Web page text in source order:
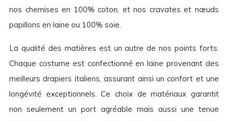
nos chemises en 100% coton, et nos cravates et nœuds
papillons en laine ou 100% soie.
La qualité des matières est un autre de nos points forts.
Chaque costume est confectionné en laine provenant des
meilleurs drapiers italiens, assurant ainsi un confort et une
longévité exceptionnels. Ce choix de matériaux garantit
non seulement un port agréable mais aussi une tenue